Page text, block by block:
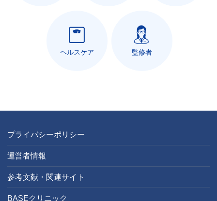
ヘルスケア 監修者
プライバシーポリシー
運営者情報
参考文献・関連サイト
BASEクリニック